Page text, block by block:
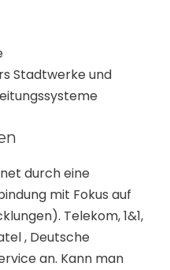
Stadtwerke und
durch eine
mit Fokus auf
Telekom, 1&1,
, Deutsche
an. Kann man